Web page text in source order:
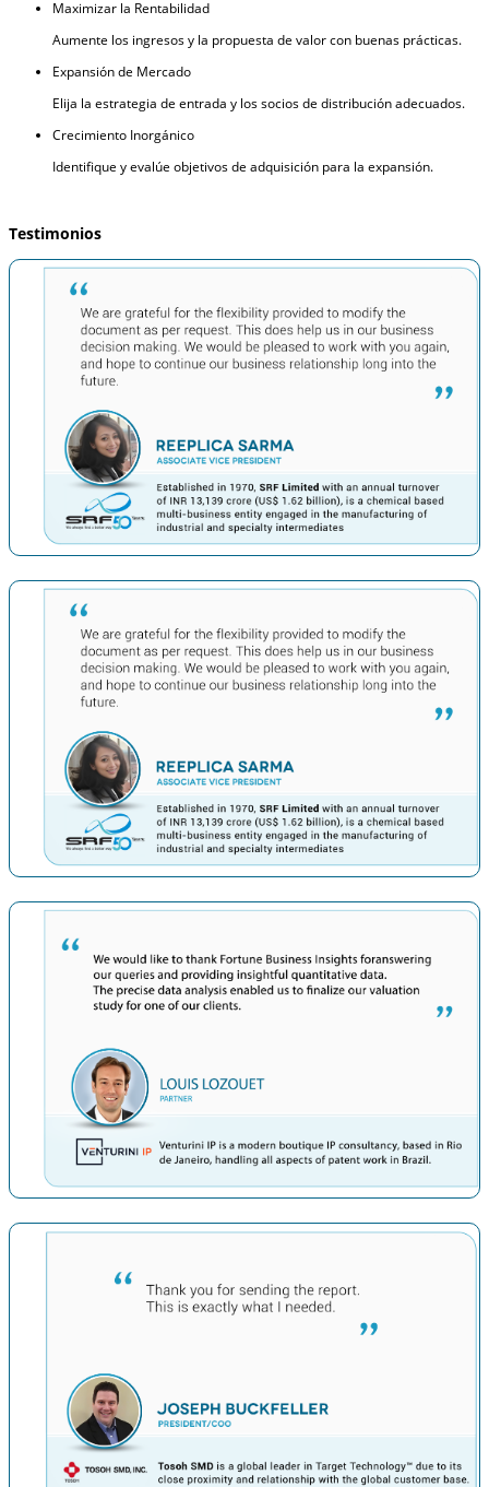
Maximizar la Rentabilidad
Aumente los ingresos y la propuesta de valor con buenas prácticas.
Expansión de Mercado
Elija la estrategia de entrada y los socios de distribución adecuados.
Crecimiento Inorgánico
Identifique y evalúe objetivos de adquisición para la expansión.
Testimonios